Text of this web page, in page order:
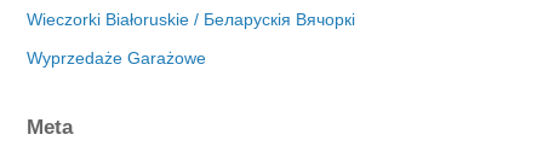
Wieczorki Białoruskie / Беларускія Вячоркі
Wyprzedaże Garażowe
Meta